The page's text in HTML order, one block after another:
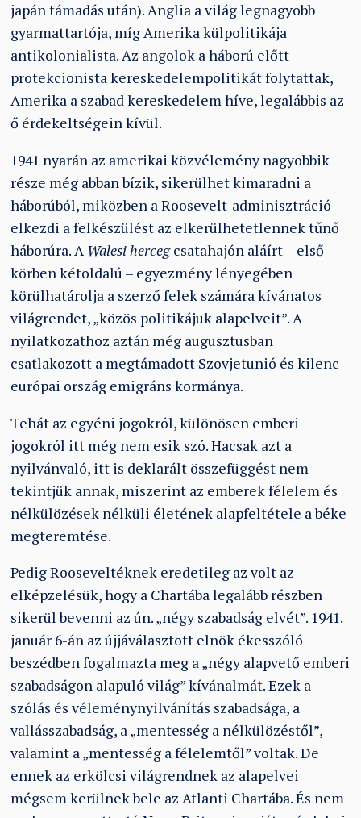
japán támadás után). Anglia a világ legnagyobb
gyarmattartója, míg Amerika külpolitikája
antikolonialista. Az angolok a háború előtt
protekcionista kereskedelempolitikát folytattak,
Amerika a szabad kereskedelem híve, legalábbis az
ő érdekeltségein kívül.
1941 nyarán az amerikai közvélemény nagyobbik
része még abban bízik, sikerülhet kimaradni a
háborúból, miközben a Roosevelt-adminisztráció
elkezdi a felkészülést az elkerülhetetlennek tűnő
háborúra. A Walesi hercegcsatahajón aláírt – első
körben kétoldalú – egyezmény lényegében
körülhatárolja a szerző felek számára kívánatos
világrendet, „közös politikájuk alapelveit”. A
nyilatkozathoz aztán még augusztusban
csatlakozott a megtámadott Szovjetunió és kilenc
európai ország emigráns kormánya.
Tehát az egyéni jogokról, különösen emberi
jogokról itt még nem esik szó. Hacsak azt a
nyilvánvaló, itt is deklarált összefüggést nem
tekintjük annak, miszerint az emberek félelem és
nélkülözések nélküli életének alapfeltétele a béke
megteremtése.
Pedig Rooseveltéknek eredetileg az volt az
elképzelésük, hogy a Chartába legalább részben
sikerül bevenni az ún. „négy szabadság elvét”. 1941.
január 6-án az újjáválasztott elnök ékesszóló
beszédben fogalmazta meg a „négy alapvető emberi
szabadságon alapuló világ” kívánalmát. Ezek a
szólás és véleménynyilvánítás szabadsága, a
vallásszabadság, a „mentesség a nélkülözéstől”,
valamint a „mentesség a félelemtől” voltak. De
ennek az erkölcsi világrendnek az alapelvei
mégsem kerülnek bele az Atlanti Chartába. És nem